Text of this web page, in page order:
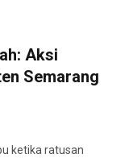
Aksi
Semarang
ketika ratusan